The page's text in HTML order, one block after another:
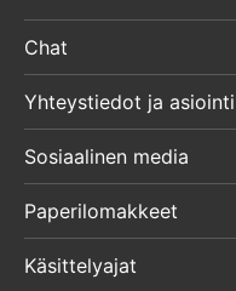
Chat
Yhteystiedot ja asiointi
Sosiaalinen media
Paperilomakkeet
Käsittelyajat